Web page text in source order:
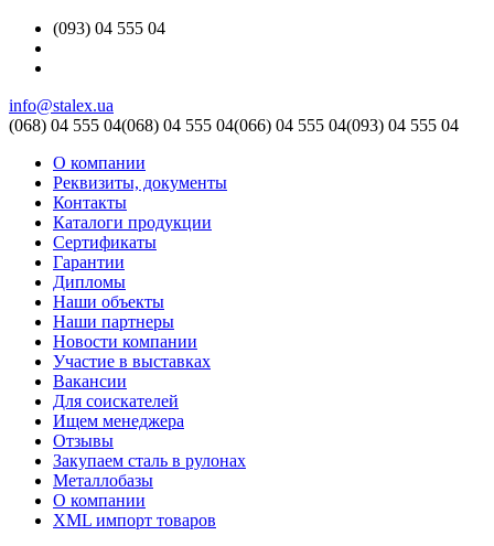
(093) 04 555 04
info@stalex.ua
(068) 04 555 04(068) 04 555 04(066) 04 555 04(093) 04 555 04
О компании
Реквизиты, документы
Контакты
Каталоги продукции
Сертификаты
Гарантии
Дипломы
Наши объекты
Наши партнеры
Новости компании
Участие в выставках
Вакансии
Для соискателей
Ищем менеджера
Отзывы
Закупаем сталь в рулонах
Металлобазы
О компании
XML импорт товаров